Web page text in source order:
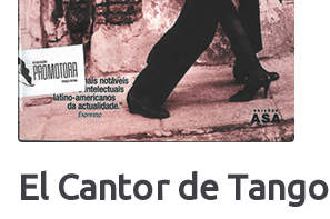
El Cantor de Tango